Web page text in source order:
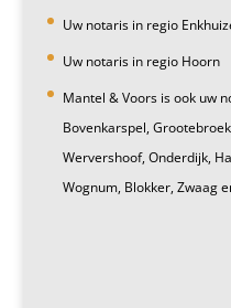
Uw notaris in regio
Uw notaris in regio Hoorn
Mantel & Voors is ook uw
Bovenkarspel,
Wervershoof, Onderdijk,
Wognum, Blokker, Zwaag